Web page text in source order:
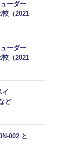
ーダー
較（2021
ーダー
較（2021
イ
ど
002 と